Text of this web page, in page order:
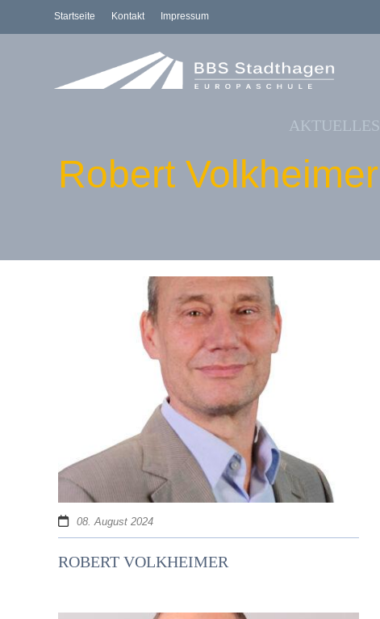
Startseite Kontakt Impressum
AKTUELLES
Robert Volkheimer
08. August 2024
ROBERT VOLKHEIMER